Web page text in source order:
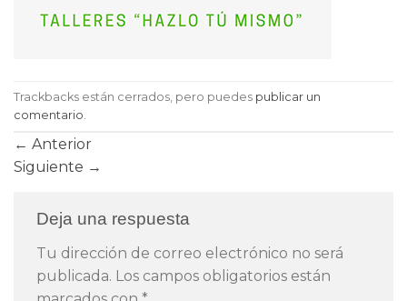
Trackbacks están cerrados, pero puedes publicar un
comentario
← Anterior
Siguiente →
Deja una respuesta
Tu dirección de correo electrónico no será
publicada. Los campos obligatorios están